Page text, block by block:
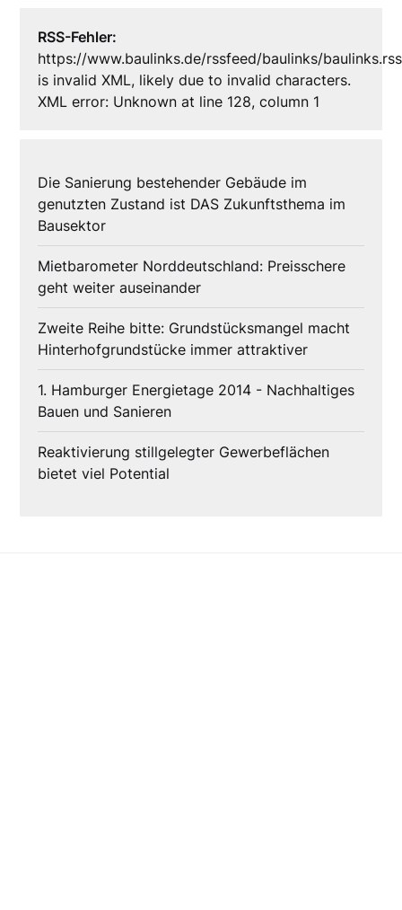
RSS-Fehler:
https://www.baulinks.de/rssfeed/baulinks/baulinks.rss
is invalid XML, likely due to invalid characters.
XML error: Unknown at line 128, column 1
Die Sanierung bestehender Gebäude im
genutzten Zustand ist DAS Zukunftsthema im
Bausektor
Mietbarometer Norddeutschland: Preisschere
geht weiter auseinander
Zweite Reihe bitte: Grundstücksmangel macht
Hinterhofgrundstücke immer attraktiver
1. Hamburger Energietage 2014 - Nachhaltiges
Bauen und Sanieren
Reaktivierung stillgelegter Gewerbeflächen
bietet viel Potential